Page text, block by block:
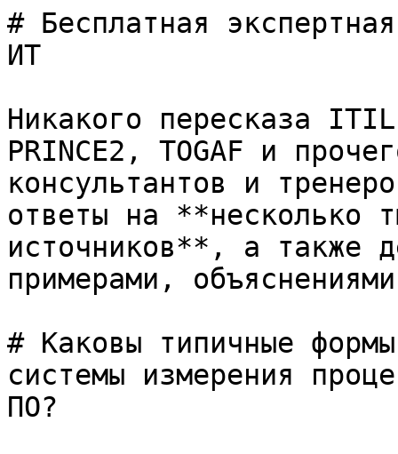
# Бесплатная
ИТ
Никакого пересказа
PRINCE2, TOGAF и
консультантов и
ответы на **несколько
источников**, а также
примерами,
# Каковы типичные
системы измерения
ПО?